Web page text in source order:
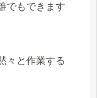
でもできます
々と作業する